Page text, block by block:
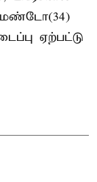
ஏற்பட்டு